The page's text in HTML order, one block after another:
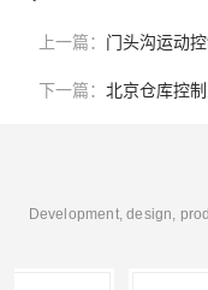
上一篇： 门头沟运动
下一篇： 北京仓库控
Development, design,